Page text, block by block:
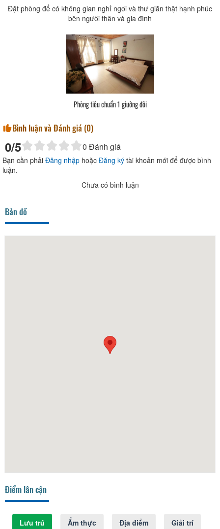
Đặt phòng để có không gian nghỉ ngơi và thư giãn thật hạnh phúc
bên người thân và gia đình
Phòng tiêu chuẩn 1 giường đôi
Bình luận và Đánh giá (0)
0/5 0 Đánh giá
Bạn cần phải Đăng nhập hoặc Đăng ký tài khoản mới để được bình
luận.
Chưa có bình luận
Bản đồ
Điểm lân cận
Lưu trú Ẩm thực Địa điểm Giải trí